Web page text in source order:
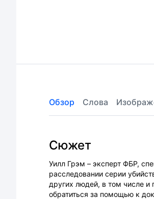
Обзор Слова
Сюжет
Уилл Грэм – эксперт ФБР,
расследовании серии
других людей, в том числе и
обратиться за помощью к